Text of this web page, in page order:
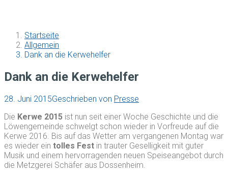
Startseite
Allgemein
Dank an die Kerwehelfer
Dank an die Kerwehelfer
28. Juni 2015Geschrieben von Presse
Die Kerwe 2015 ist nun seit einer Woche Geschichte und die
Löwengemeinde schwelgt schon wieder in Vorfreude auf die
Kerwe 2016. Bis auf das Wetter am vergangenen Montag war
es wieder ein tolles Fest in trauter Geselligkeit mit guter
Musik und einem hervorragenden neuen Speiseangebot durch
die Metzgerei Schäfer aus Dossenheim.